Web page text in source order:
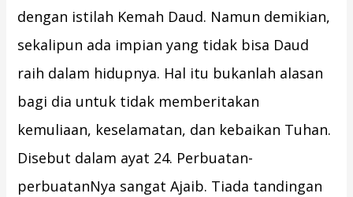
dengan istilah Kemah Daud. Namun demikian,
sekalipun ada impian yang tidak bisa Daud
raih dalam hidupnya. Hal itu bukanlah alasan
bagi dia untuk tidak memberitakan
kemuliaan, keselamatan, dan kebaikan Tuhan.
Disebut dalam ayat 24. Perbuatan-
perbuatanNya sangat Ajaib. Tiada tandingan